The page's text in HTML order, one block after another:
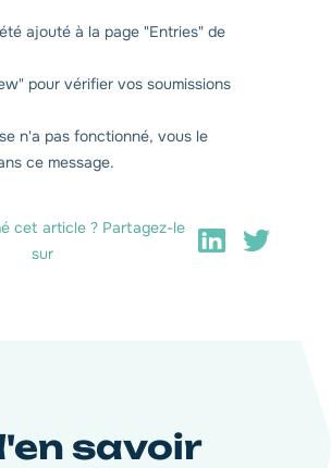
ajouté à la page "Entries" de
pour vérifier vos soumissions
n'a pas fonctionné, vous le
ce message.
cet article ? Partagez-le
sur
savoir